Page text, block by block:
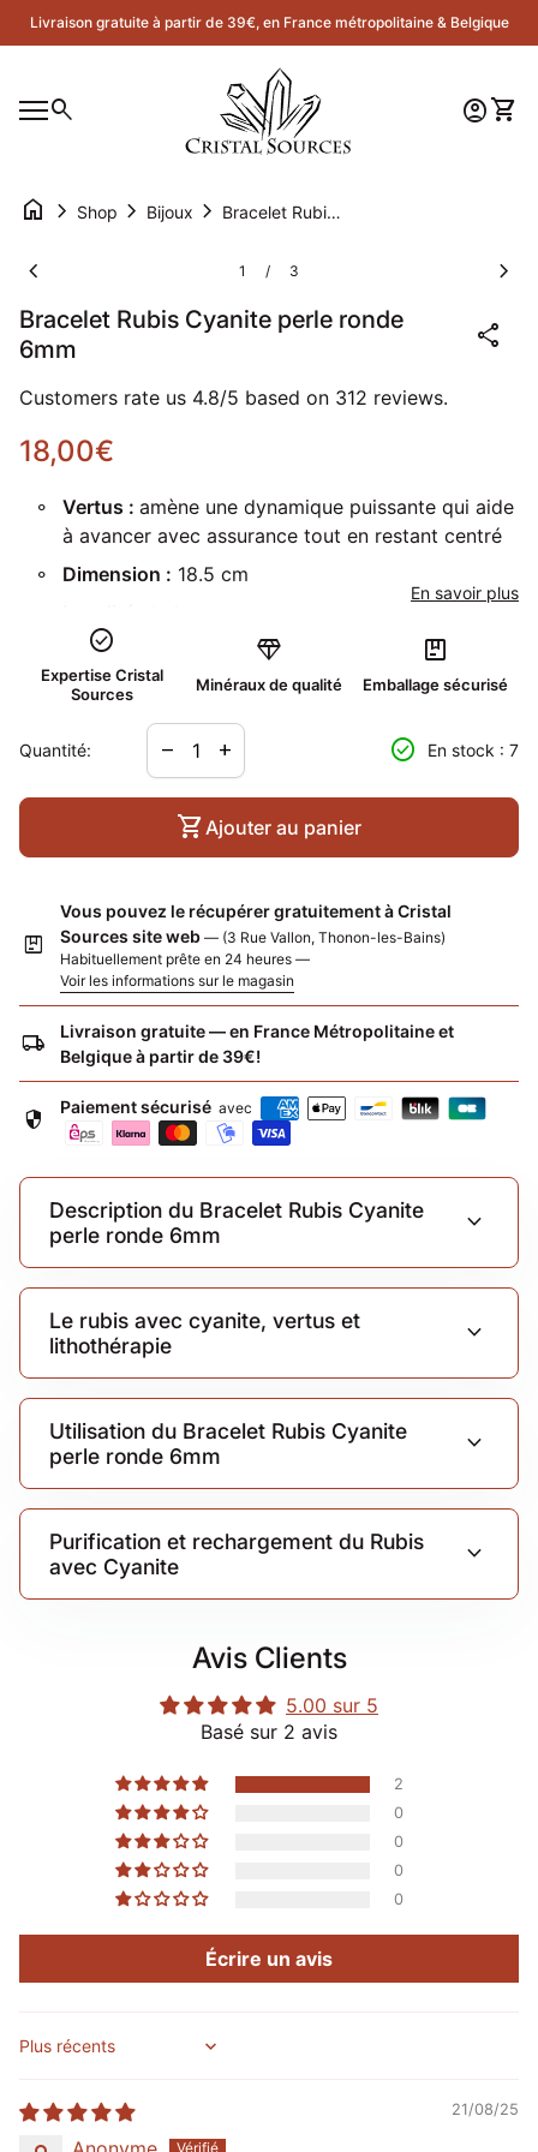
Skip to content
Livraison gratuite à partir de 39€, en France métropolitaine & Belgique
Navigation mobile
search
Accueil
Compte
account_circle Voir
shopping_cart
home chevron_right Shop chevron_right Bijoux chevron_right Bracelet Rubis Cyanite perle ronde 6mm
chevron_left 1 / 3 chevron_right
Bracelet Rubis Cyanite perle ronde
6mm
share
Customers rate us 4.8/5 based on 312 reviews.
Prix normal
18,00€
Vertus : amène une dynamique puissante qui aide
à avancer avec assurance tout en restant centré
Dimension : 18.5 cm
En savoir plus
check_circle
Expertise Cristal
Sources
diamond
Minéraux de qualité
package
Emballage sécurisé
Quantité:
Diminuer la quantité pour
remove
Augmenter la quantité pour
add check_circle En stock : 7
shopping_cart Ajouter au panier
package
Vous pouvez le récupérer gratuitement à Cristal
Sources site web — (3 Rue Vallon, Thonon-les-Bains)
Habituellement prête en 24 heures —
Voir les informations sur le magasin
local_shipping
Livraison gratuite — en France Métropolitaine et
Belgique à partir de 39€!
security Paiement sécurisé avec
Description du Bracelet Rubis Cyanite
perle ronde 6mm
expand_more
Le rubis avec cyanite, vertus et
lithothérapie
expand_more
Utilisation du Bracelet Rubis Cyanite
perle ronde 6mm
expand_more
Purification et rechargement du Rubis
avec Cyanite
expand_more
Avis Clients
5.00 sur 5
Basé sur 2 avis
2
0
0
0
0
Écrire un avis
Sort by
21/08/25